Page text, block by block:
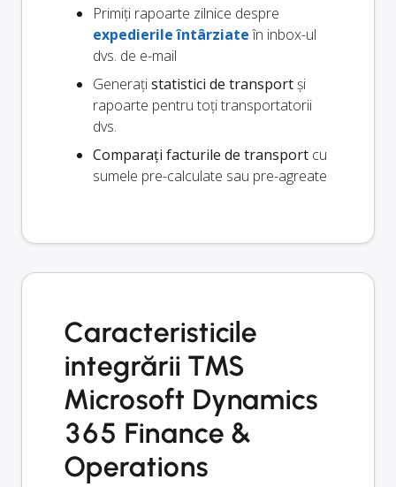
Primiți rapoarte zilnice despre
expedierile întârziateîn inbox-ul
dvs. de e-mail
Generațistatistici de transportși
rapoarte pentru toți transportatorii
dvs.
Comparați facturile de transport cu
sumele pre-calculate sau pre-agreate
Caracteristicile
integrării TMS
Microsoft Dynamics
365 Finance &
Operations